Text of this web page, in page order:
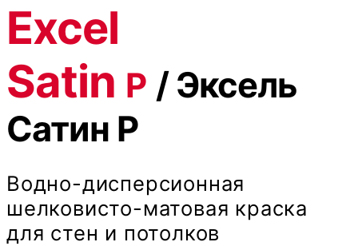
Excel
Satin Р /Эксель
Сатин Р
Водно-дисперсионная
шелковисто-матовая краска
для стен и потолков